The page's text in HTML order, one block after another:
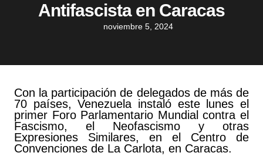
Antifascista en Caracas
noviembre 5, 2024
Con la participación de delegados de más de
70 países, Venezuela instaló este lunes el
primer Foro Parlamentario Mundial contra el
Fascismo, el Neofascismo y otras
Expresiones Similares, en el Centro de
Convenciones de La Carlota, en Caracas.